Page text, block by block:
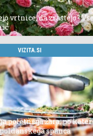
vrtnice, da zrastejo?
VIZITA.SI
poletnega žara, po
spanca